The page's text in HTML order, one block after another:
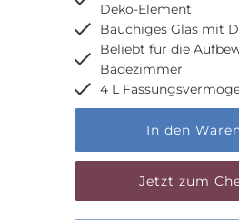
Deko-Element
Bauchiges Glas mit
Beliebt für die
Badezimmer
4 L
Nur
50
Jetzt zum